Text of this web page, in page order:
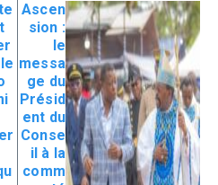
Ascen
sion :
le
messa
ge du
Présid
ent du
Conse
il à la
comm